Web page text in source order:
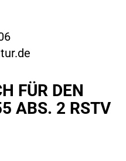
FÜR DEN
ABS. 2 RSTV